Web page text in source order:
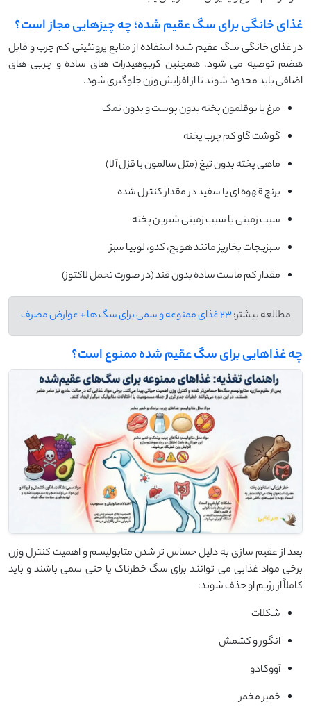
غذای خانگی برای سگ عقیم شده؛ چه چیزهایی مجاز است؟
در غذای خانگی سگ عقیم شده استفاده از منابع پروتئینی کم چرب و قابل
هضم توصیه می شود. همچنین کربوهیدرات های ساده و چربی های
اضافی باید محدود شوند تا از افزایش وزن جلوگیری شود.
مرغ یا بوقلمون پخته بدون پوست و بدون نمک
گوشت گاو کم چرب پخته
ماهی پخته بدون تیغ (مثل سالمون یا قزل آلا)
برنج قهوه ای یا سفید در مقدار کنترل شده
سیب زمینی یا سیب زمینی شیرین پخته
سبزیجات بخارپز مانند هویج، کدو، لوبیا سبز
مقدار کم ماست ساده بدون قند (در صورت تحمل لاکتوز)
مطالعه بیشتر:23 غذای ممنوعه و سمی برای سگ ها + عوارض مصرف
چه غذاهایی برای سگ عقیم شده ممنوع است؟
بعد از عقیم سازی به دلیل حساس تر شدن متابولیسم و اهمیت کنترل وزن
برخی مواد غذایی می توانند برای سگ خطرناک یا حتی سمی باشند و باید
کاملاً از رژیم او حذف شوند:
شکلات
انگور و کشمش
آووکادو
خمیر مخمر